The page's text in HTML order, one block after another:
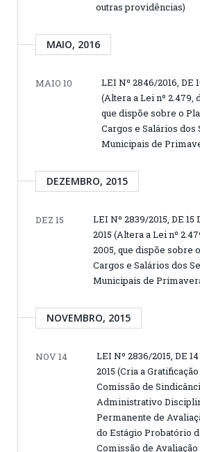
outras providências)
MAIO, 2016
MAIO 10
LEI Nº 2846/2016, DE
(Altera a Lei nº 2.479,
que dispõe sobre o
Cargos e Salários
Municipais de
DEZEMBRO, 2015
DEZ 15
LEI Nº 2839/2015, DE 15
2015 (Altera a Lei nº
2005, que dispõe sobre
Cargos e Salários dos
Municipais de
NOVEMBRO, 2015
NOV 14
LEI Nº 2836/2015, DE
2015 (Cria a
Comissão de
Administrativo
Permanente de
do Estágio Probatório
Comissão de